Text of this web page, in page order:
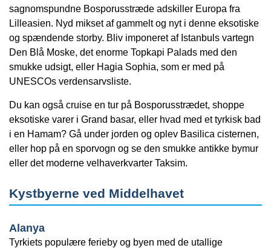
sagnomspundne Bosporusstræde adskiller Europa fra
Lilleasien. Nyd mikset af gammelt og nyt i denne eksotiske
og spændende storby. Bliv imponeret af Istanbuls vartegn
Den Blå Moske, det enorme Topkapi Palads med den
smukke udsigt, eller Hagia Sophia, som er med på
UNESCOs verdensarvsliste.
Du kan også cruise en tur på Bosporusstrædet, shoppe
eksotiske varer i Grand basar, eller hvad med et tyrkisk bad
i en Hamam? Gå under jorden og oplev Basilica cisternen,
eller hop på en sporvogn og se den smukke antikke bymur
eller det moderne velhaverkvarter Taksim.
Kystbyerne ved Middelhavet
Alanya
Tyrkiets populære ferieby og byen med de utallige